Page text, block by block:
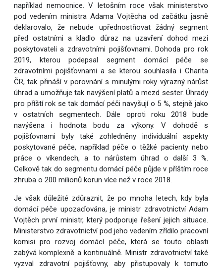
například nemocnice. V letošním roce však ministerstvo
pod vedením ministra Adama Vojtěcha od začátku jasně
deklarovalo, že nebude upřednostňovat žádný segment
před ostatními a kladlo důraz na uzavření dohod mezi
poskytovateli a zdravotními pojišťovnami. Dohoda pro rok
2019, kterou podepsal segment domácí péče se
zdravotními pojišťovnami a se kterou souhlasila i Charita
ČR, tak přináší v porovnání s minulými roky výrazný nárůst
úhrad a umožňuje tak navýšení platů a mezd sester. Úhrady
pro příští rok se tak domácí péči navyšují o 5 %, stejně jako
v ostatních segmentech. Dále oproti roku 2018 bude
navýšena i hodnota bodu za výkony. V dohodě s
pojišťovnami byly také zohledněny individuální aspekty
poskytované péče, například péče o těžké pacienty nebo
práce o víkendech, a to nárůstem úhrad o další 3 %.
Celkově tak do segmentu domácí péče půjde v příštím roce
zhruba o 200 milionů korun více než v roce 2018.
Je však důležité zdůraznit, že po mnoha letech, kdy byla
domácí péče upozaďována, je ministr zdravotnictví Adam
Vojtěch první ministr, který podporuje řešení jejich situace.
Ministerstvo zdravotnictví pod jeho vedením zřídilo pracovní
komisi pro rozvoj domácí péče, která se touto oblasti
zabývá komplexně a kontinuálně. Ministr zdravotnictví také
vyzval zdravotní pojišťovny, aby přistupovaly k tomuto